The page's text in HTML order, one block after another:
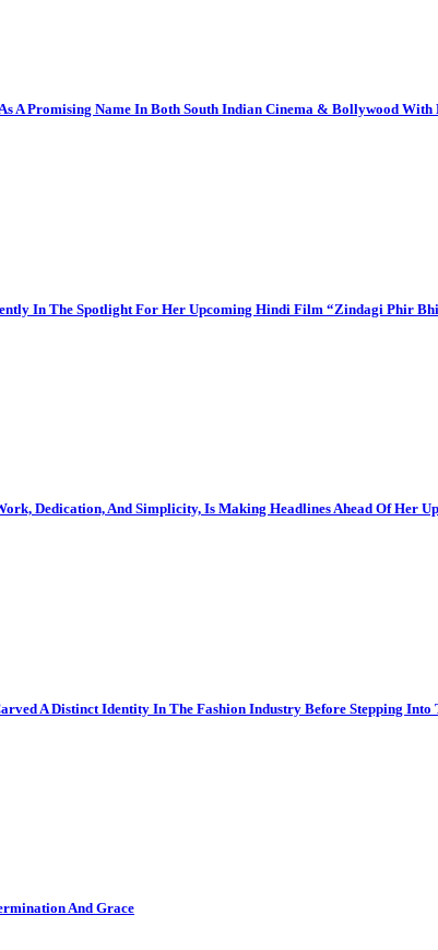
A Promising Name In Both South Indian Cinema & Bollywood
In The Spotlight For Her Upcoming Hindi Film “Zindagi Phir
Dedication, And Simplicity, Is Making Headlines Ahead Of Her
A Distinct Identity In The Fashion Industry Before Stepping Into
And Grace